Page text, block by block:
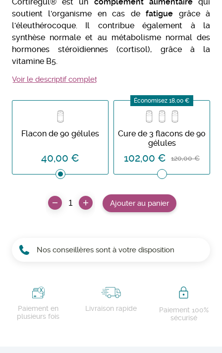
soutient l'organisme en cas defatigue grâce à
l'éleuthérocoque. Il contribue également à la
synthèse normale et au métabolisme normal des
hormones stéroïdiennes (cortisol), grâce à la
vitamine B5.
Voir le descriptif complet
Flacon de 90 gélules
40,00 €
Économisez 18,00 €
Cure de 3 flacons de 90
gélules
102,00 € 120,00 €
Ajouter au panier
Nos conseillères sont à votre disposition
Paiement en
plusieurs fois
Livraison rapide
Paiement 100%
sécurisé